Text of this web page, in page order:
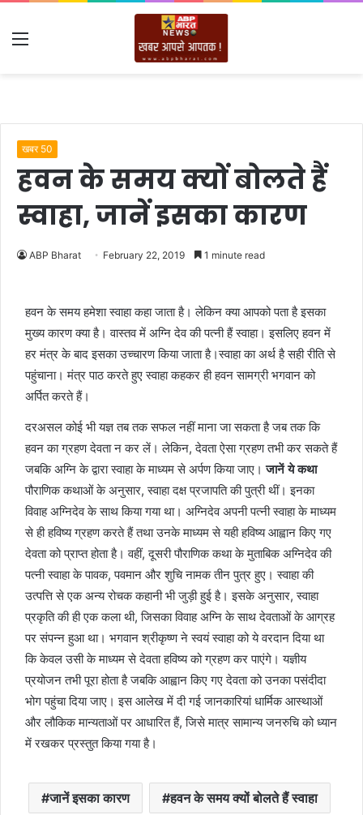
Menu
खबर 50
हवन के समय क्यों बोलते हैं
स्वाहा, जानें इसका कारण
ABP Bharat February 22, 2019 1 minute read
हवन के समय हमेशा स्वाहा कहा जाता है। लेकिन क्या आपको पता है इसका
मुख्य कारण क्या है। वास्तव में अग्नि देव की पत्नी हैं स्वाहा। इसलिए हवन में
हर मंत्र के बाद इसका उच्चारण किया जाता है।स्वाहा का अर्थ है सही रीति से
पहुंचाना। मंत्र पाठ करते हुए स्वाहा कहकर ही हवन सामग्री भगवान को
अर्पित करते हैं।
दरअसल कोई भी यज्ञ तब तक सफल नहीं माना जा सकता है जब तक कि
हवन का ग्रहण देवता न कर लें। लेकिन, देवता ऐसा ग्रहण तभी कर सकते हैं
जबकि अग्नि के द्वारा स्वाहा के माध्यम से अर्पण किया जाए।जानें ये कथा
पौराणिक कथाओं के अनुसार, स्वाहा दक्ष प्रजापति की पुत्री थीं। इनका
विवाह अग्निदेव के साथ किया गया था। अग्निदेव अपनी पत्नी स्वाहा के माध्यम
से ही हविष्य ग्रहण करते हैं तथा उनके माध्यम से यही हविष्य आह्वान किए गए
देवता को प्राप्त होता है। वहीं, दूसरी पौराणिक कथा के मुताबिक अग्निदेव की
पत्नी स्वाहा के पावक, पवमान और शुचि नामक तीन पुत्र हुए। स्वाहा की
उत्पत्ति से एक अन्य रोचक कहानी भी जुड़ी हुई है। इसके अनुसार, स्वाहा
प्रकृति की ही एक कला थी, जिसका विवाह अग्नि के साथ देवताओं के आग्रह
पर संपन्न हुआ था। भगवान श्रीकृष्ण ने स्वयं स्वाहा को ये वरदान दिया था
कि केवल उसी के माध्यम से देवता हविष्य को ग्रहण कर पाएंगे। यज्ञीय
प्रयोजन तभी पूरा होता है जबकि आह्वान किए गए देवता को उनका पसंदीदा
भोग पहुंचा दिया जाए। इस आलेख में दी गई जानकारियां धार्मिक आस्थाओं
और लौकिक मान्यताओं पर आधारित हैं, जिसे मात्र सामान्य जनरुचि को ध्यान
में रखकर प्रस्तुत किया गया है।
जानें इसका कारण हवन के समय क्यों बोलते हैं स्वाहा